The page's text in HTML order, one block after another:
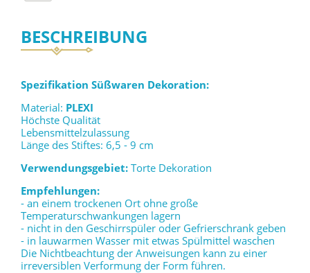
BESCHREIBUNG
Spezifikation Süßwaren Dekoration:
Material: PLEXI
Höchste Qualität
Lebensmittelzulassung
Länge des Stiftes: 6,5 - 9 cm
Verwendungsgebiet: Torte Dekoration
Empfehlungen:
- an einem trockenen Ort ohne große
Temperaturschwankungen lagern
- nicht in den Geschirrspüler oder Gefrierschrank geben
- in lauwarmen Wasser mit etwas Spülmittel waschen
Die Nichtbeachtung der Anweisungen kann zu einer
irreversiblen Verformung der Form führen.